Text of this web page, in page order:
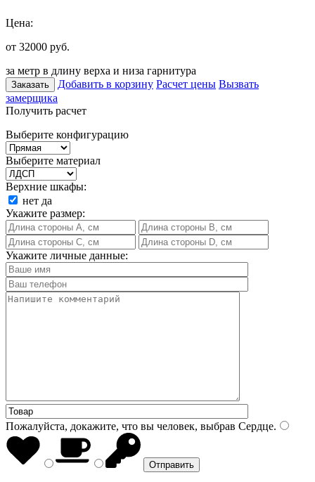
Цена:
от 32000 руб.
за метр в длину верха и низа гарнитура
Заказать Добавить в корзину Расчет цены Вызвать
замерщика
Получить расчет
Выберите конфигурацию
Выберите материал
Верхние шкафы:
нет да
Укажите размер:
Укажите личные данные:
Пожалуйста, докажите, что вы человек, выбрав Сердце.